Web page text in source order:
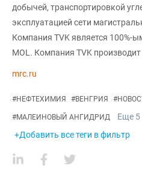
добычей, транспортировкой
эксплуатацией сети
Компания TVK является 100%-
MOL. Компания TVK
mrc.ru
#НЕФТЕХИМИЯ #ВЕНГРИЯ #
#МАЛЕИНОВЫЙ АНГИДРИД Еще 5
+Добавить все теги в фильтр